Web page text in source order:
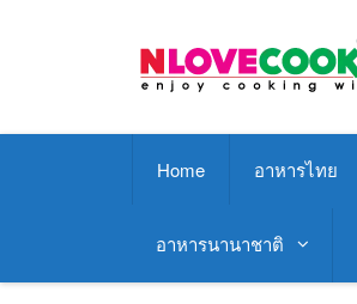
Home อาหารไทย
อาหารนานาชาติ